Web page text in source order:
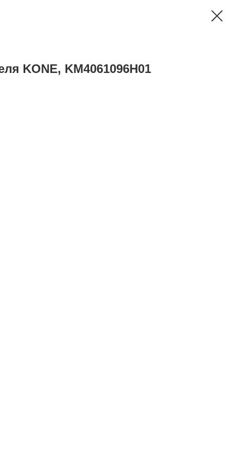
KONE, KM4061096H01